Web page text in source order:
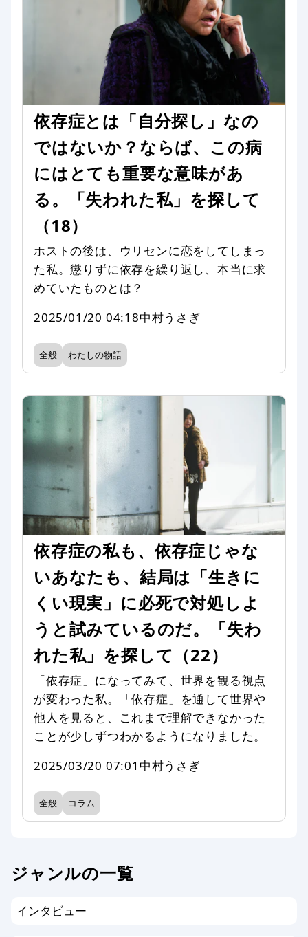
依存症とは「自分探し」なの
ではないか？ならば、この病
にはとても重要な意味があ
る。「失われた私」を探して
（18）
ホストの後は、ウリセンに恋をしてしまっ
た私。懲りずに依存を繰り返し、本当に求
めていたものとは？
2025/01/20 04:18中村うさぎ
全般 わたしの物語
依存症の私も、依存症じゃな
いあなたも、結局は「生きに
くい現実」に必死で対処しよ
うと試みているのだ。「失わ
れた私」を探して（22）
「依存症」になってみて、世界を観る視点
が変わった私。「依存症」を通して世界や
他人を見ると、これまで理解できなかった
ことが少しずつわかるようになりました。
2025/03/20 07:01 中村うさぎ
全般 コラム
ジャンルの一覧
インタビュー